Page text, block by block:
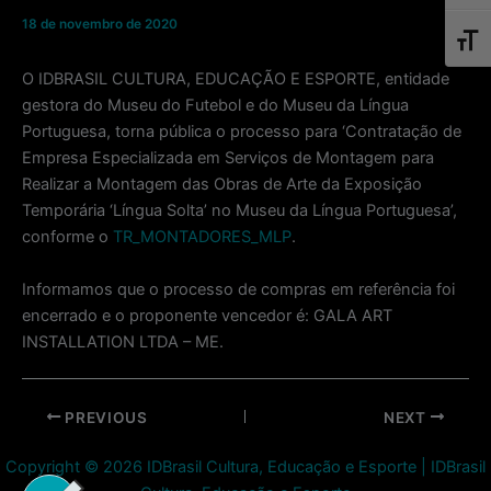
18 de novembro de 2020
O IDBRASIL CULTURA, EDUCAÇÃO E ESPORTE, entidade
gestora do Museu do Futebol e do Museu da Língua
Portuguesa, torna pública o processo para ‘Contratação de
Empresa Especializada em Serviços de Montagem para
Realizar a Montagem das Obras de Arte da Exposição
Temporária ‘Língua Solta’ no Museu da Língua Portuguesa’,
conforme o TR_MONTADORES_MLP.
Informamos que o processo de compras em referência foi
encerrado e o proponente vencedor é: GALA ART
INSTALLATION LTDA – ME.
Post
PREVIOUS NEXT
Copyright © 2026 IDBrasil Cultura, Educação e Esporte | IDBrasil